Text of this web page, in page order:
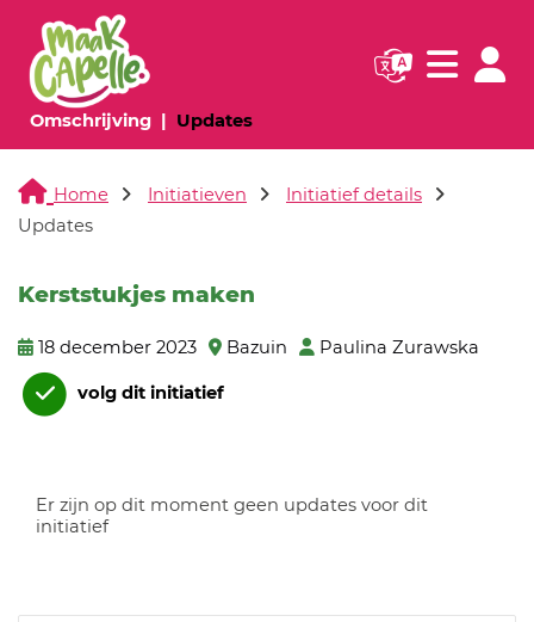
Omschrijving(huidige pagina)
Updates(huidige pagina)
Navigatie
Home Initiatieven
Initiatief details
Updates
Kerststukjes maken
18 december 2023 Bazuin Paulina Zurawska
volg dit initiatief
Er zijn op dit moment geen updates voor dit
initiatief